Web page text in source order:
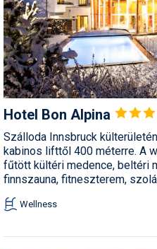
Védőfelszerelés
Wellness
Hotel Bon Alpina
Szálloda Innsbruck
kabinos lifttől 400 méterre. A
fűtött kültéri medence, beltéri
finnszauna, fitneszterem,
Wellness